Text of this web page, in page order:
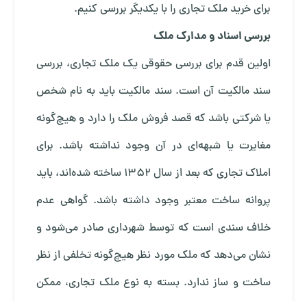
برای خرید ملک تجاری را با یکدیگر بررسی کنیم.
بررسی اسناد و مدارک ملک
اولین قدم برای بررسی حقوقی یک ملک تجاری، بررسی
سند مالکیت آن است. سند مالکیت باید به نام شخص
یا شرکتی باشد که قصد فروش ملک را دارد و هیچ‌گونه
مغایرت یا شبهه‌ای در آن وجود نداشته باشد. برای
املاک تجاری که بعد از سال 1352 ساخته شده‌اند، باید
پروانه ساخت معتبر وجود داشته باشد. گواهی عدم
خلاف سندی است که توسط شهرداری صادر می‌شود و
نشان می‌دهد که ملک مورد نظر هیچ‌گونه تخلفی از نظر
ساخت و ساز ندارد. بسته به نوع ملک تجاری، ممکن